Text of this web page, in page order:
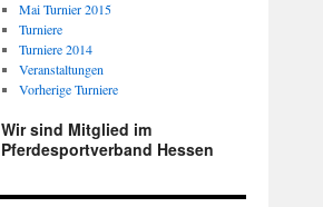
Mai Turnier 2015
Turniere
Turniere 2014
Veranstaltungen
Vorherige Turniere
Wir sind Mitglied im
Pferdesportverband Hessen